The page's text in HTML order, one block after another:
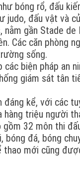
bóng rổ, đấu
judo, đấu vật và
gần Stade de
Các căn phòng
sống.
các biện pháp an
giám sát tân
kể, với các
triệu người
32 môn thi
đá, bóng
mới cũng